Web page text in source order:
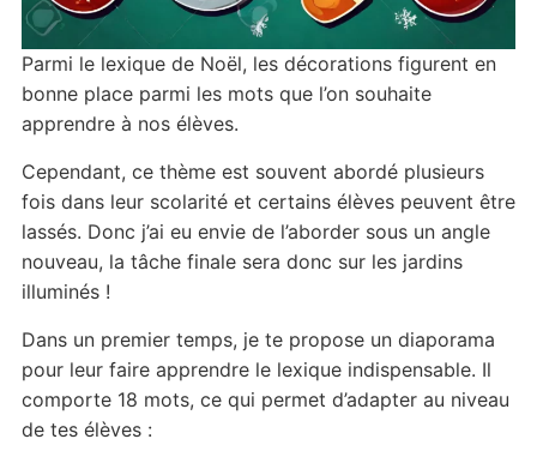
Parmi le lexique de Noël, les décorations figurent en
bonne place parmi les mots que l’on souhaite
apprendre à nos élèves.
Cependant, ce thème est souvent abordé plusieurs
fois dans leur scolarité et certains élèves peuvent être
lassés. Donc j’ai eu envie de l’aborder sous un angle
nouveau, la tâche finale sera donc sur les jardins
illuminés !
Dans un premier temps, je te propose un diaporama
pour leur faire apprendre le lexique indispensable. Il
comporte 18 mots, ce qui permet d’adapter au niveau
de tes élèves :